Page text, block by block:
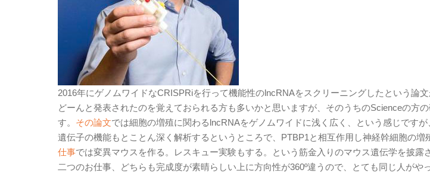
2016年にゲノムワイドなCRISPRiを行って機能性のlncRNAをスクリーニングしたという論
どーんと発表されたのを覚えておられる方も多いかと思いますが、そのうちのScienceの方
す。 その論文では細胞の増殖に関わるlncRNAをゲノムワイドに浅く広く、という感じです
遺伝子の機能もとことん深く解析するというところで、PTBP1と相互作用し神経幹細胞の増
仕事では変異マウスを作る。レスキュー実験もする。という筋金入りのマウス遺伝学を披露
二つのお仕事、どちらも完成度が素晴らしい上に方向性が360º違うので、とても同じ人がや